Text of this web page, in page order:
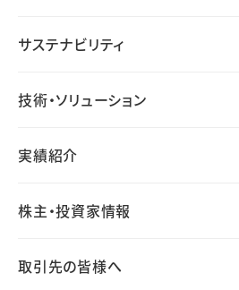
サステナビリティ
技術・ソリューション
実績紹介
株主・投資家情報
取引先の皆様へ